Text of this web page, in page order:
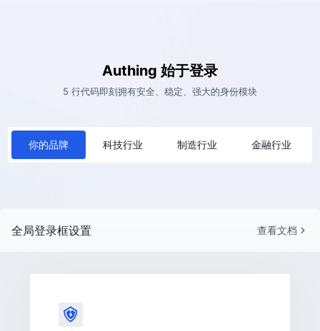
Authing 始于登录
5 行代码即刻拥有安全、稳定、强大的身份模块
你的品牌 科技行业 制造行业 金融行业
全局登录框设置 查看文档